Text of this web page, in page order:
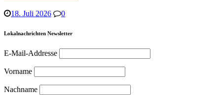
18. Juli 2026 0
Lokalnachrichten Newsletter
E-Mail-Addresse
Vorname
Nachname